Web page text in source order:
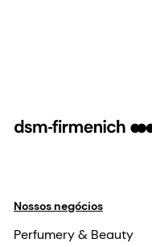
Nossos negócios
Perfumery & Beauty